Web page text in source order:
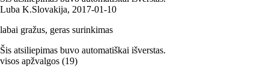
Luba K.Slovakija, 2017‑01‑10
labai gražus, geras surinkimas
Šis atsiliepimas buvo automatiškai išverstas.
visos apžvalgos (19)